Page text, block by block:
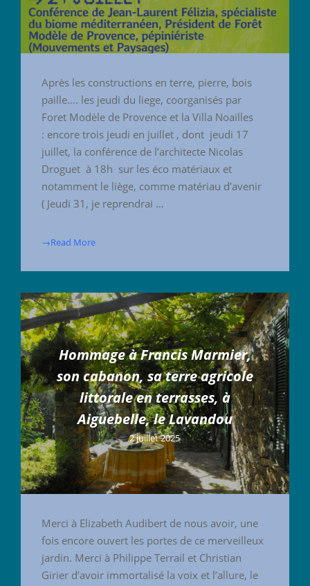
Après les constructions en terre, pierre, bois
paille…. les jeudi du liege, coorganisés par
Foret Modèle de Provence et la Villa Noailles
: encore trois jeudi en juillet , dont jeudi 17
juillet, la conférence de l’architecte Nicolas
Droguet à 18h sur les éco matériaux et
notamment le liège, comme matériau d’avenir
( Jeudi 31, je reprendrai …
→Read More
Hommage à Francis Marmier,
son cabanon, sa terre agricole
littorale en terrasses, à
Aiguebelle, le Lavandou
2 juillet 2025
Merci à Elizabeth Audibert de nous avoir, une
fois encore ouvert les portes de ce merveilleux
jardin. Merci à Philippe Terrail et Christian
Girier d’avoir immortalisé la voix et l’allure, le